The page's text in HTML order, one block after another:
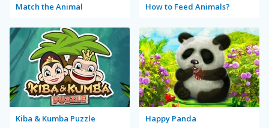
Match the Animal How to Feed Animals?
Kiba & Kumba Puzzle Happy Panda